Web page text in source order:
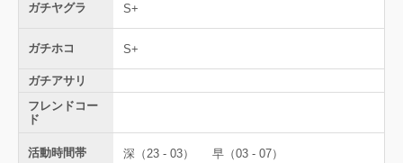
ガチヤグラ S+
ガチホコ S+
ガチアサリ
フレンドコー
ド
活動時間帯 深（23 - 03） 早（03 - 07）